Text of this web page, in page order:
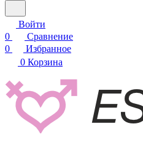
Войти
0
Сравнение
0
Избранное
0 Корзина